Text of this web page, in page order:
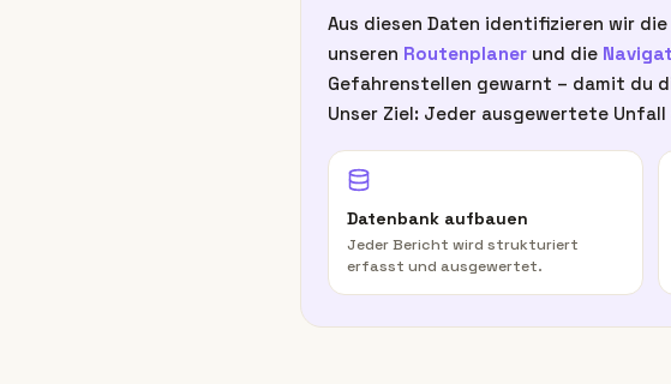
Aus diesen Daten identifizieren wir
unseren Routenplaner und die
Gefahrenstellen gewarnt – damit du
Unser Ziel: Jeder ausgewertete
Datenbank aufbauen
Jeder Bericht wird strukturiert
erfasst und ausgewertet.